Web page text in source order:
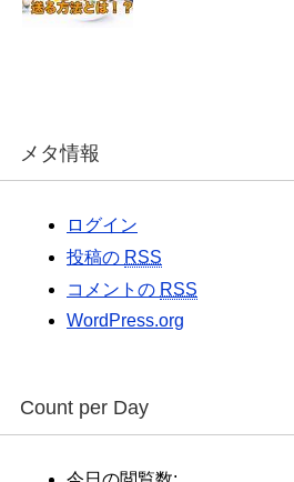
メタ情報
ログイン
投稿の RSS
コメントの RSS
WordPress.org
Count per Day